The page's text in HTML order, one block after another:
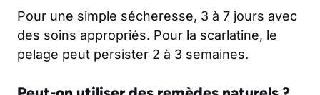
Pour une simple sécheresse, 3 à 7 jours avec
des soins appropriés. Pour la scarlatine, le
pelage peut persister 2 à 3 semaines.